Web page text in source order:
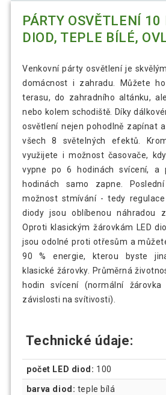
PÁRTY OSVĚTLENÍ
DIOD, TEPLE BÍLÉ,
Venkovní párty osvětlení je
domácnost i zahradu. Můžete
terasu, do zahradního altánku,
nebo kolem schodiště. Díky
osvětlení nejen pohodlně zapínat
všech 8 světelných efektů.
využijete i možnost časovače,
vypne po 6 hodinách svícení, a
hodinách samo zapne.
možnost stmívání - tedy regulace
diody jsou oblíbenou náhradou
Oproti klasickým žárovkám LED
jsou odolné proti otřesům a
90 % energie, kterou byste
klasické žárovky. Průměrná
hodin svícení (normální
závislosti na svítivosti).
Technické údaje:
počet LED diod: 100
barva diod: teple bílá